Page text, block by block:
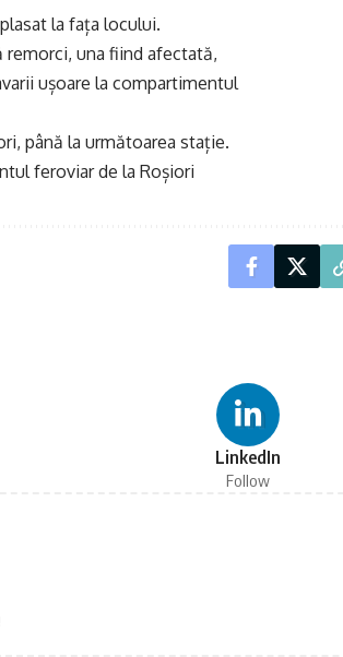
la fața locului.
una fiind afectată,
ușoare la compartimentul
până la următoarea stație.
feroviar de la Roșiori
LinkedIn
Follow